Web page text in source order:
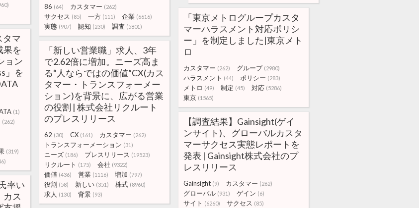
86 (64) カスタマー (262)
サクセス (85) 一方 (111) 企業 (6616)
実態 (907) 認知 (230) 調査 (5801)
「東京メトログループカスタ
マーハラスメント対応ポリシ
ー」を制定しました|東京メト
ロ
カスタマー (262) グループ (2980)
ハラスメント (44) ポリシー (283)
メトロ (49) 制定 (45) 対応 (5286)
東京 (1565)
タマ
果を
ョン
」を
(1)
(262)
(319)
「新しい営業職」求人、3年
で2.62倍に増加。ニーズ高ま
る“人ならではの価値”CX(カス
タマー・トランスフォーメー
ション)を背景に、広がる営業
の役割 | 株式会社リクルート
のプレスリリース
62 (30) CX (161) カスタマー (262)
トランスフォーメーション (31)
ニーズ (186) プレスリリース (19523)
リクルート (175) 会社 (9322)
価値 (436) 営業 (1116) 増加 (797)
役割 (58) 新しい (351) 株式 (8960)
求人 (130) 背景 (93)
【調査結果】Gainsight(ゲイ
ンサイト)、グローバルカスタ
マーサクセス実態レポートを
発表 | Gainsight株式会社のプ
レスリリース
Gainsight (9) カスタマー (262)
グローバル (931) ゲイン (6)
サイト (6260) サクセス (85)
率い
カス